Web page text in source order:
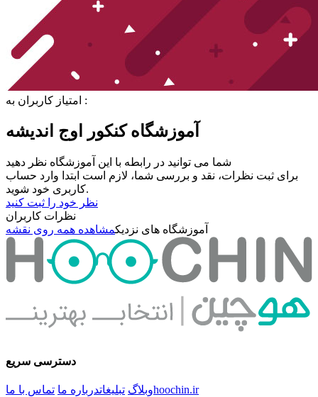
امتیاز کاربران به :
آموزشگاه کنکور اوج اندیشه
شما می توانید در رابطه با این آموزشگاه نظر دهید
برای ثبت نظرات، نقد و بررسی شما، لازم است ابتدا وارد حساب
کاربری خود شوید.
نظر خود را ثبت کنید
نظرات کاربران
آموزشگاه های نزدیکمشاهده همه روی نقشه
دسترسی سریع
وبلاگ تبلیغاتدرباره ما تماس با ما hoochin.ir